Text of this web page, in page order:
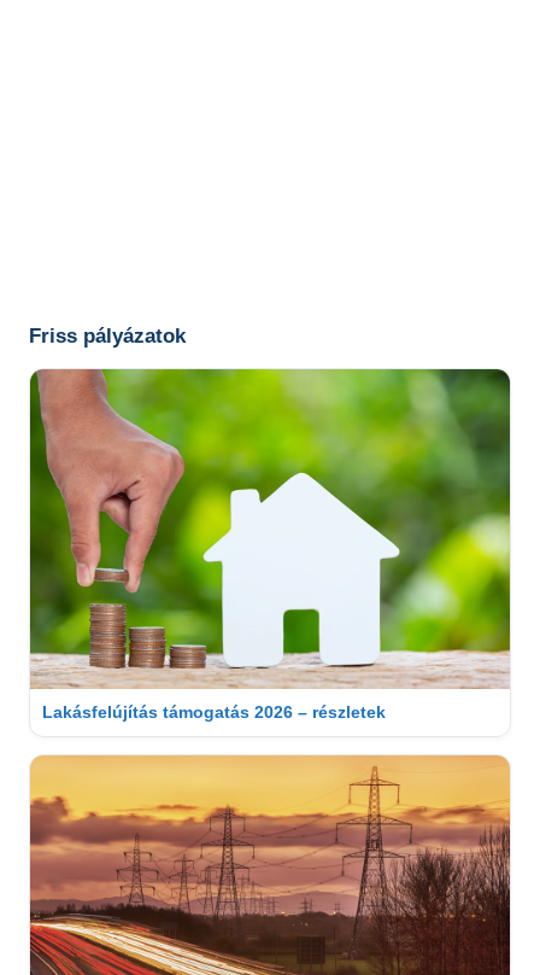
Friss pályázatok
Lakásfelújítás támogatás 2026 – részletek